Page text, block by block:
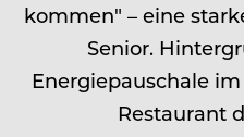
kommen" – eine
Senior.
Energiepauschale
Restaurant